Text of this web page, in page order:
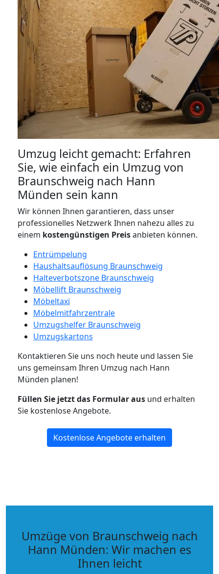
Umzug leicht gemacht: Erfahren
Sie, wie einfach ein Umzug von
Braunschweig nach Hann
Münden sein kann
Wir können Ihnen garantieren, dass unser
professionelles Netzwerk Ihnen nahezu alles zu
einem kostengünstigen Preisanbieten können.
Entrümpelung
Haushaltsauflösung Braunschweig
Halteverbotszone Braunschweig
Möbellift Braunschweig
Möbeltaxi
Möbelmitfahrzentrale
Umzugshelfer Braunschweig
Umzugskartons
Kontaktieren Sie uns noch heute und lassen Sie
uns gemeinsam Ihren Umzug nach Hann
Münden planen!
Füllen Sie jetzt das Formular aus und erhalten
Sie kostenlose Angebote.
Kostenlose Angebote erhalten
Umzüge von Braunschweig nach
Hann Münden: Wir machen es
Ihnen leicht